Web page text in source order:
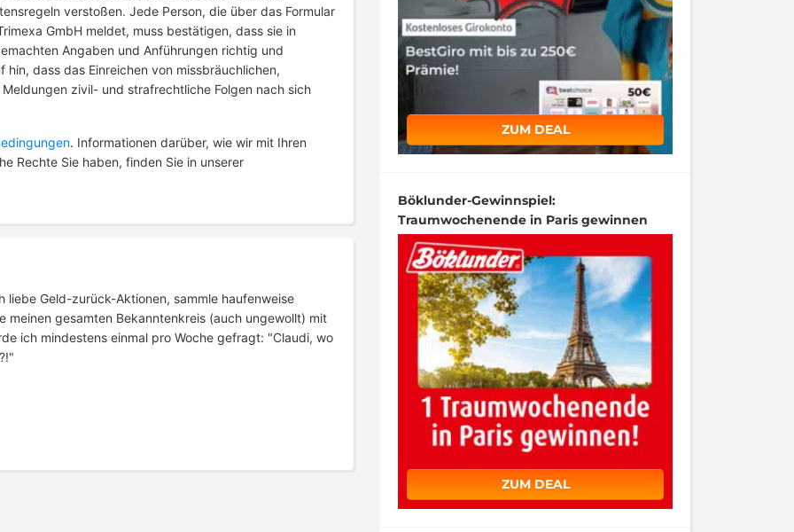
verstoßen. Jede Person, die über das Formular
GmbH meldet, muss bestätigen, dass sie in
Angaben und Anführungen richtig und
dass das Einreichen von missbräuchlichen,
zivil- und strafrechtliche Folgen nach sich
. Informationen darüber, wie wir mit Ihren
Rechte Sie haben, finden Sie in unserer
liebe Geld-zurück-Aktionen, sammle haufenweise
meinen gesamten Bekanntenkreis (auch ungewollt) mit
ich mindestens einmal pro Woche gefragt: "Claudi, wo
ZUM DEAL
Böklunder-Gewinnspiel:
Traumwochenende in Paris gewinnen
ZUM DEAL